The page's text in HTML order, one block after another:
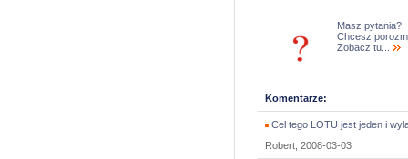
Masz pytania?
Chcesz
Zobacz tu...
Komentarze:
Cel tego LOTU jest jeden i
Robert, 2008-03-03